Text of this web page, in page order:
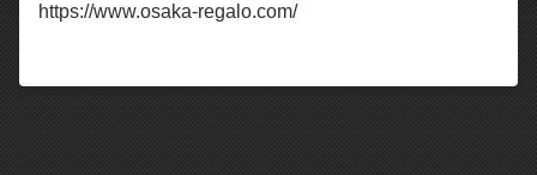
https://www.osaka-regalo.com/